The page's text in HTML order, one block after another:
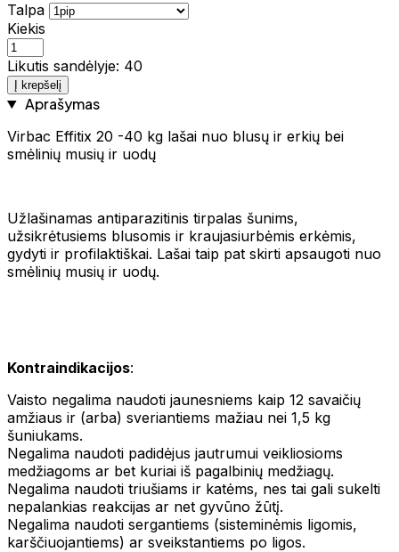
Talpa
Kiekis
Likutis sandėlyje: 40
Į krepšelį
Aprašymas
Virbac Effitix 20 -40 kg lašai nuo blusų ir erkių bei
smėlinių musių ir uodų
Užlašinamas antiparazitinis tirpalas šunims,
užsikrėtusiems blusomis ir kraujasiurbėmis erkėmis,
gydyti ir profilaktiškai. Lašai taip pat skirti apsaugoti nuo
smėlinių musių ir uodų.
Kontraindikacijos:
Vaisto negalima naudoti jaunesniems kaip 12 savaičių
amžiaus ir (arba) sveriantiems mažiau nei 1,5 kg
šuniukams.
Negalima naudoti padidėjus jautrumui veikliosioms
medžiagoms ar bet kuriai iš pagalbinių medžiagų.
Negalima naudoti triušiams ir katėms, nes tai gali sukelti
nepalankias reakcijas ar net gyvūno žūtį.
Negalima naudoti sergantiems (sisteminėmis ligomis,
karščiuojantiems) ar sveikstantiems po ligos.